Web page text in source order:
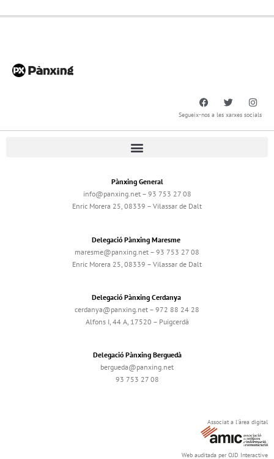
Segueix-nos a les xarxes socials
Pànxing General
info@panxing.net – 93 753 27 08
Enric Morera 25, 08339 – Vilassar de Dalt
Delegació Pànxing Maresme
maresme@panxing.net – 93 753 27 08
Enric Morera 25, 08339 – Vilassar de Dalt
Delegació Pànxing Cerdanya
cerdanya@panxing.net – 972 88 24 28
Alfons I, 44 A, 17520 – Puigcerdà
Delegació Pànxing Berguedà
bergueda@panxing.net
93 753 27 08
Associat a l'àrea digital
Web auditada per OJD Interactive